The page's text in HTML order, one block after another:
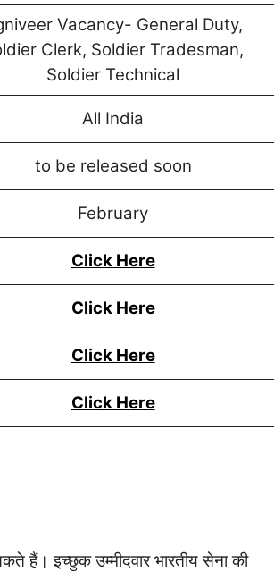
Vacancy- General Duty,
Clerk, Soldier Tradesman,
Soldier Technical
All India
to be released soon
February
Click Here
Click Here
Click Here
Click Here
हैं। इच्छुक उम्मीदवार भारतीय सेना की